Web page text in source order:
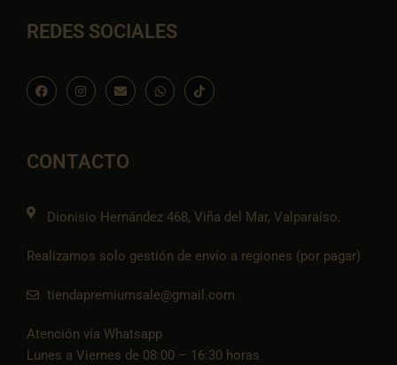
REDES SOCIALES
F
a
c
o
k
I
n
s
r
a
E
n
v
p
e
W
h
a
I
c
o
CONTACTO
Dionisio Hernández 468, Viña del Mar, Valparaíso.
Realizamos solo gestión de envío a regiones (por pagar)
tiendapremiumsale@gmail.com
Atención vía Whatsapp
Lunes a Viernes de 08:00 – 16:30 horas